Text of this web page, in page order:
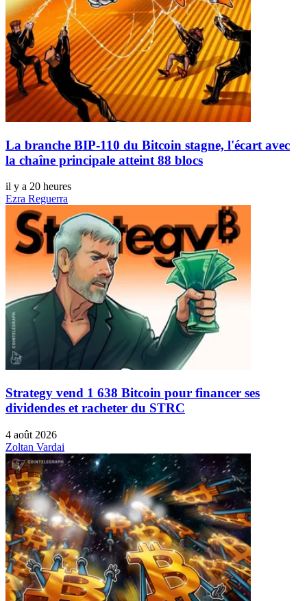
La branche BIP-110 du Bitcoin stagne, l'écart avec
la chaîne principale atteint 88 blocs
il y a 20 heures
Ezra Reguerra
Strategy vend 1 638 Bitcoin pour financer ses
dividendes et racheter du STRC
4 août 2026
Zoltan Vardai